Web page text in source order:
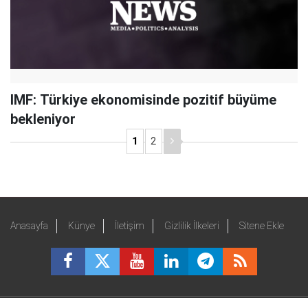
IMF: Türkiye ekonomisinde pozitif büyüme
bekleniyor
1 2
Anasayfa Künye İletişim Gizlilik İlkeleri Sitene Ekle